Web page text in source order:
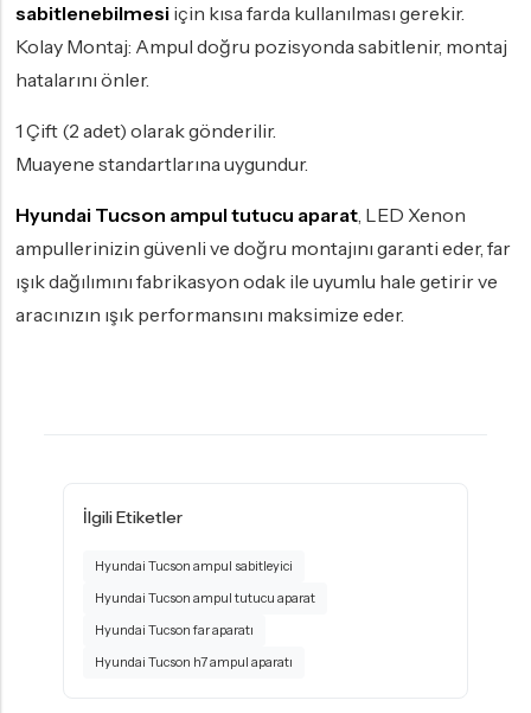
sabitlenebilmesi için kısa farda kullanılması gerekir.
Kolay Montaj: Ampul doğru pozisyonda sabitlenir, montaj
hatalarını önler.
1 Çift (2 adet) olarak gönderilir.
Muayene standartlarına uygundur.
Hyundai Tucson ampul tutucu aparat, LED Xenon
ampullerinizin güvenli ve doğru montajını garanti eder, far
ışık dağılımını fabrikasyon odak ile uyumlu hale getirir ve
aracınızın ışık performansını maksimize eder.
İlgili Etiketler
Hyundai Tucson ampul sabitleyici
Hyundai Tucson ampul tutucu aparat
Hyundai Tucson far aparatı
Hyundai Tucson h7 ampul aparatı